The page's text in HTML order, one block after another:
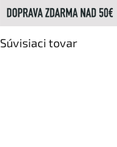
Súvisiaci tovar